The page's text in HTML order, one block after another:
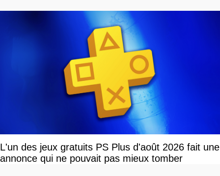
L'un des jeux gratuits PS Plus d'août 2026 fait une
annonce qui ne pouvait pas mieux tomber